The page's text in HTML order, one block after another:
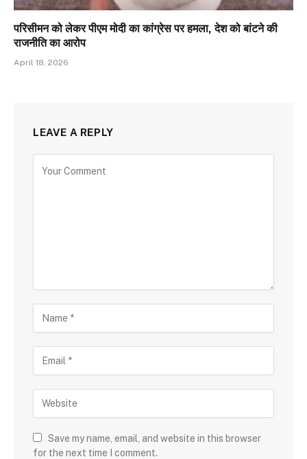
परिसीमन को लेकर पीएम मोदी का कांग्रेस पर हमला, देश को बांटने की
राजनीति का आरोप
April 18, 2026
LEAVE A REPLY
Save my name, email, and website in this browser
for the next time I comment.